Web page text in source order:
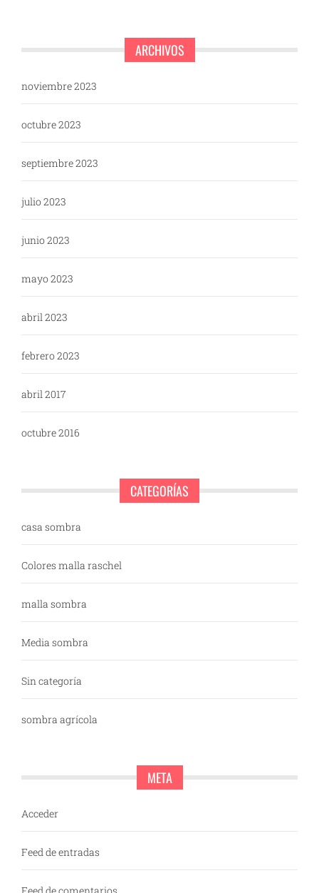
ARCHIVOS
noviembre 2023
octubre 2023
septiembre 2023
julio 2023
junio 2023
mayo 2023
abril 2023
febrero 2023
abril 2017
octubre 2016
CATEGORÍAS
casa sombra
Colores malla raschel
malla sombra
Media sombra
Sin categoría
sombra agrícola
META
Acceder
Feed de entradas